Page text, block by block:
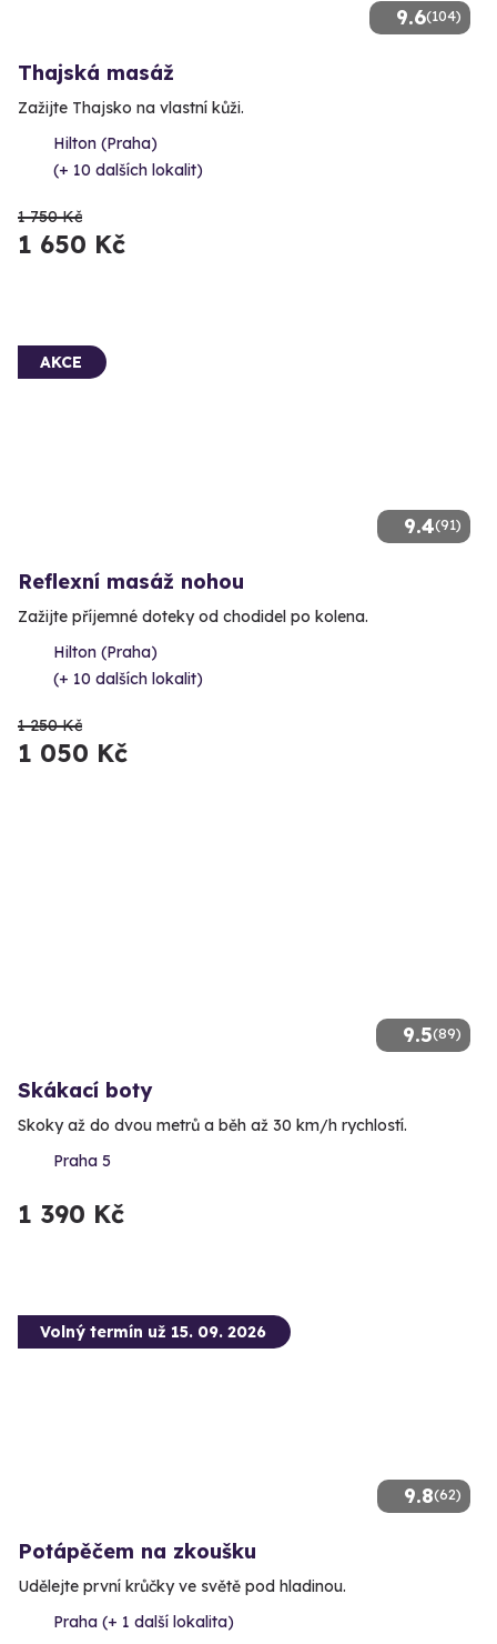
9.6(104)
Thajská masáž
Zažijte Thajsko na vlastní kůži.
Hilton (Praha)
(+ 10 dalších lokalit)
1 750 Kč
1 650 Kč
9.4(91)
AKCE
Reflexní masáž nohou
Zažijte příjemné doteky od chodidel po kolena.
Hilton (Praha)
(+ 10 dalších lokalit)
1 250 Kč
1 050 Kč
9.5(89)
Skákací boty
Skoky až do dvou metrů a běh až 30 km/h rychlostí.
Praha 5
1 390 Kč
9.8(62)
Volný termín už 15. 09. 2026
Potápěčem na zkoušku
Udělejte první krůčky ve světě pod hladinou.
Praha (+ 1 další lokalita)